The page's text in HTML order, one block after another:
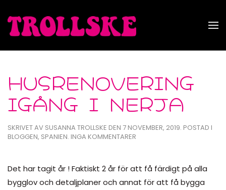
Skip to main content
HUSRENOVERING
IGÅNG I NERJA
SKRIVET AV SUSANNA TROLLSKE DEN 7 NOVEMBER, 2019. POSTAD I
BLOGGEN, SPANIEN. INGA KOMMENTARER
NERJA
Det har tagit år ! Faktiskt 2 år för att få färdigt på alla
bygglov och detaljplaner och annat för att få bygga